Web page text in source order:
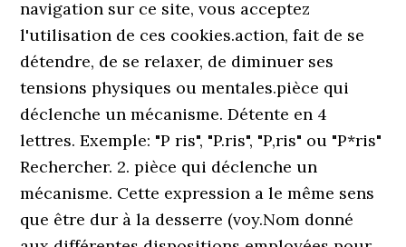
navigation sur ce site, vous acceptez
l'utilisation de ces cookies.action, fait de se
détendre, de se relaxer, de diminuer ses
tensions physiques ou mentales.pièce qui
déclenche un mécanisme. Détente en 4
lettres. Exemple: "P ris", "P.ris", "P,ris" ou "P*ris"
Rechercher. 2. pièce qui déclenche un
mécanisme. Cette expression a le même sens
que être dur à la desserre (voy.Nom donné